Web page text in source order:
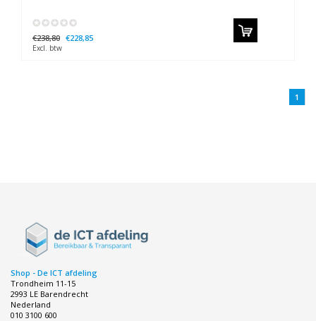
€238,80 €228,85
Excl. btw
1
Shop - De ICT afdeling
Trondheim 11-15
2993 LE Barendrecht
Nederland
010 3100 600